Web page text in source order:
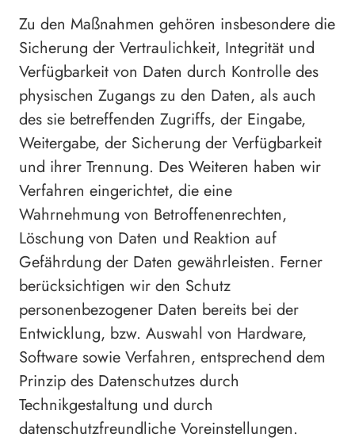
Zu den Maßnahmen gehören insbesondere die
Sicherung der Vertraulichkeit, Integrität und
Verfügbarkeit von Daten durch Kontrolle des
physischen Zugangs zu den Daten, als auch
des sie betreffenden Zugriffs, der Eingabe,
Weitergabe, der Sicherung der Verfügbarkeit
und ihrer Trennung. Des Weiteren haben wir
Verfahren eingerichtet, die eine
Wahrnehmung von Betroffenenrechten,
Löschung von Daten und Reaktion auf
Gefährdung der Daten gewährleisten. Ferner
berücksichtigen wir den Schutz
personenbezogener Daten bereits bei der
Entwicklung, bzw. Auswahl von Hardware,
Software sowie Verfahren, entsprechend dem
Prinzip des Datenschutzes durch
Technikgestaltung und durch
datenschutzfreundliche Voreinstellungen.